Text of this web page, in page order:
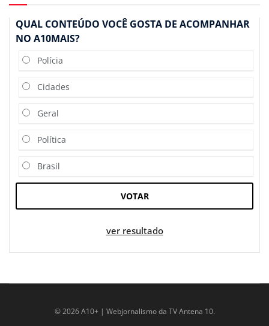
QUAL CONTEÚDO VOCÊ GOSTA DE ACOMPANHAR
NO A10MAIS?
Polícia
Cidades
Geral
Política
Brasil
VOTAR
ver resultado
© 2026 A10+ | Webjornalismo da TV Antena 10.